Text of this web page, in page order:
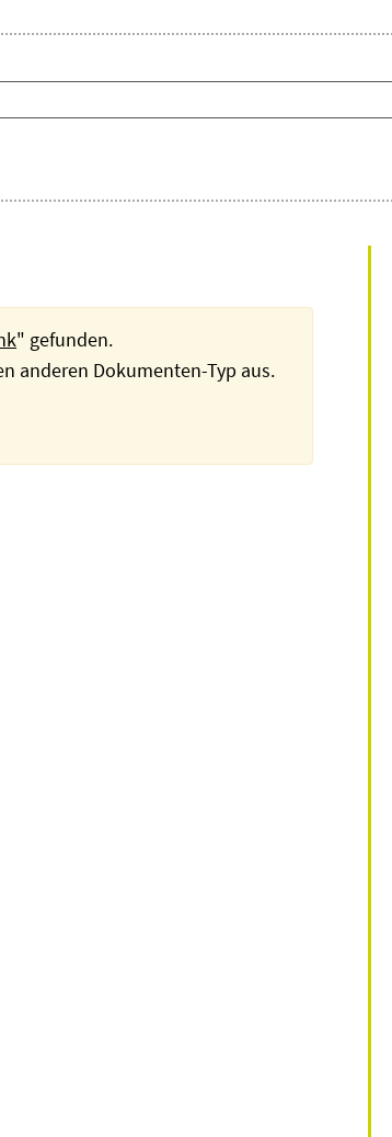
" gefunden.
anderen Dokumenten-Typ aus.